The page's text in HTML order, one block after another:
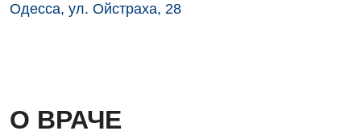
Офтальмологическое отделение
Одесса, ул. Ойстраха, 28
О ВРАЧЕ